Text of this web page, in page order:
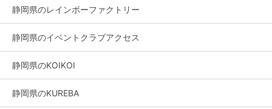
静岡県のレインボーファクトリー
静岡県のイベントクラブアクセス
静岡県のKOIKOI
静岡県のKUREBA